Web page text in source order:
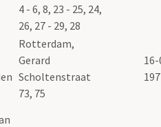
4 - 6, 8, 23 - 25, 24,
26, 27 - 29, 28
Rotterdam,
Gerard
Scholtenstraat
73, 75